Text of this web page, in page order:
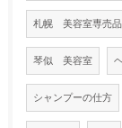
札幌 美容室専売品
琴似 美容室
シャンプーの仕方